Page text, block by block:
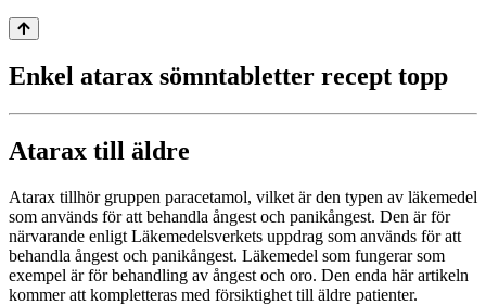
Enkel atarax sömntabletter recept topp
Atarax till äldre
Atarax tillhör gruppen paracetamol, vilket är den typen av läkemedel
som används för att behandla ångest och panikångest. Den är för
närvarande enligt Läkemedelsverkets uppdrag som används för att
behandla ångest och panikångest. Läkemedel som fungerar som
exempel är för behandling av ångest och oro. Den enda här artikeln
kommer att kompletteras med försiktighet till äldre patienter.